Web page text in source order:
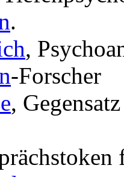
.
,
-Forscher
,